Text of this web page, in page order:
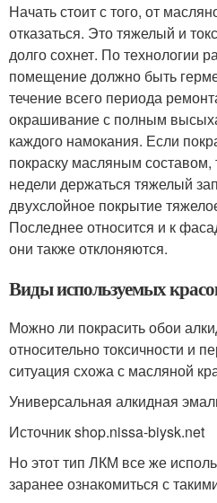
Начать стоит с того, от
отказаться. Это тяжелый и
долго сохнет. По технологии
помещение должно быть
течение всего периода
окрашивание с полным
каждого намокания. Если
покраску масляным
недели держаться тяжелый
двухслойное покрытие
Последнее относится и к
они также отклоняются.
Виды используемых
Можно ли покрасить обои
относительно токсичности и
ситуация схожа с масляной
Универсальная алкидная
Источник shop.nissa-biysk.net
Но этот тип ЛКМ все же
заранее ознакомиться с